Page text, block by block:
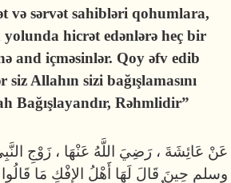
t vəsərvət sahibləri qohumlara,
yolunda hicrət edənlərəheçbir
əand içməsinlər. Qoy əfv edib
siz Allahın sizi bağışlamasını
Bağışlayandır, Rəhmlidir”
عَنْ عَائِشَةَ ، رَضِيَ اللَّهُ عَنْهَا ، زَوْجِ
وسلم حِينَ قَالَ لَهَا أَهْلُ الإِفْكِ مَا قَالُوا